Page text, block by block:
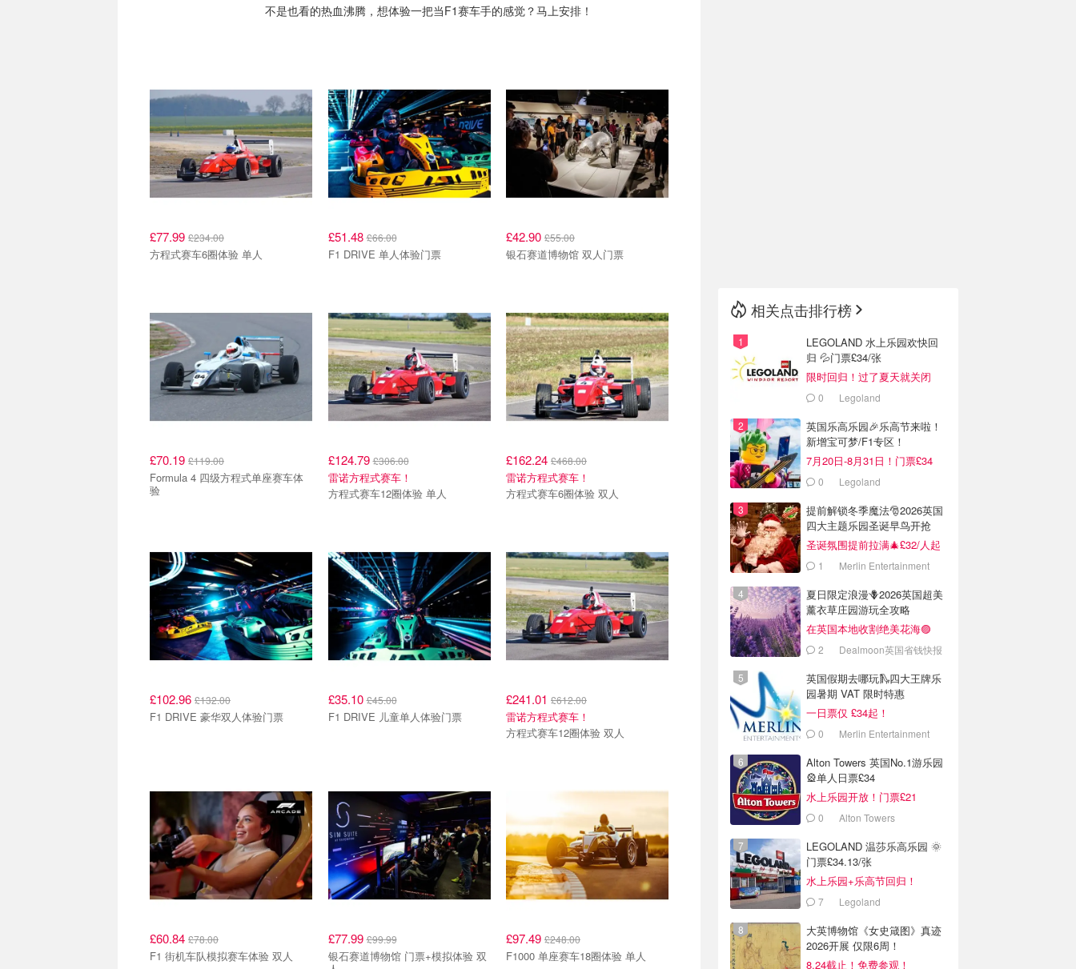
不是也看的热血沸腾，想体验一把当F1赛车手的感觉？马上安排！
£77.99 £234.00
方程式赛车6圈体验 单人
£51.48£66.00
F1 DRIVE 单人体验门票
£42.90 £55.00
银石赛道博物馆 双人门票
£70.19 £119.00
Formula 4 四级方程式单座赛车体
验
£124.79£306.00
雷诺方程式赛车！
方程式赛车12圈体验 单人
£162.24 £468.00
雷诺方程式赛车！
方程式赛车6圈体验 双人
£102.96 £132.00
F1 DRIVE 豪华双人体验门票
£35.10£45.00
F1 DRIVE 儿童单人体验门票
£241.01 £612.00
雷诺方程式赛车！
方程式赛车12圈体验 双人
£60.84 £78.00
F1 街机车队模拟赛车体验 双人
£77.99£99.99
银石赛道博物馆 门票+模拟体验 双
£97.49 £248.00
F1000 单座赛车18圈体验 单人
相关点击排行榜
LEGOLAND 水上乐园欢快回
归 💦门票£34/张
限时回归！过了夏天就关闭
啦！0 Legoland
英国乐高乐园🎉乐高节来啦！
新增宝可梦/F1专区！
7月20日-8月31日！门票£34
0 Legoland
提前解锁冬季魔法🎅2026英国
四大主题乐园圣诞早鸟开抢
圣诞氛围提前拉满🎄£32/人起
1 Merlin Entertainment
夏日限定浪漫🪻2026英国超美
薰衣草庄园游玩全攻略
在英国本地收割绝美花海🟣
2 Dealmoon英国省钱快报
英国假期去哪玩🛝四大王牌乐
园暑期 VAT 限时特惠
一日票仅 £34起！
0 Merlin Entertainment
Alton Towers 英国No.1游乐园
🎡单人日票£34
水上乐园开放！门票£21
0 Alton Towers
LEGOLAND 温莎乐高乐园 🌞
门票£34.13/张
水上乐园+乐高节回归！
7 Legoland
大英博物馆《女史箴图》真迹
2026开展 仅限6周！
8.24截止！免费参观！